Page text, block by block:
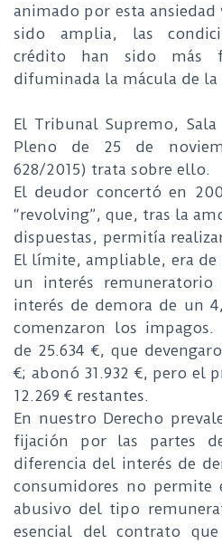
animado por esta
sido amplia, las
crédito han sido más
difuminada la mácula de la
El Tribunal Supremo, Sala
Pleno de 25 de
628/2015) trata sobre ello.
El deudor concertó en
“revolving”, que, tras la
dispuestas, permitía
El límite, ampliable, era de
un interés
interés de demora de un
comenzaron los
de 25.634 €, que
€; abonó 31.932 €, pero el
12.269 € restantes.
En nuestro Derecho
fijación por las partes
diferencia del interés de
consumidores no permite
abusivo del tipo
esencial del contrato